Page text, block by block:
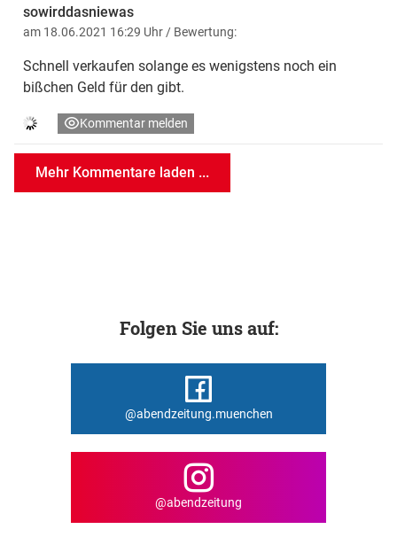
sowirddasniewas
am 18.06.2021 16:29 Uhr / Bewertung:
Schnell verkaufen solange es wenigstens noch ein
bißchen Geld für den gibt.
Kommentar melden
Mehr Kommentare laden ...
Folgen Sie uns auf:
@abendzeitung.muenchen
@abendzeitung